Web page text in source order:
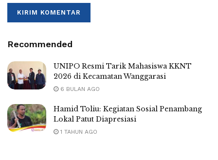
Recommended
UNIPO Resmi Tarik Mahasiswa KKNT
2026 di Kecamatan Wanggarasi
6 BULAN AGO
Hamid Toliu: Kegiatan Sosial Penambang
Lokal Patut Diapresiasi
1 TAHUN AGO